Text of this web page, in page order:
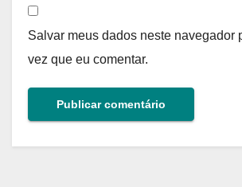
Salvar meus dados neste navegador
vez que eu comentar.